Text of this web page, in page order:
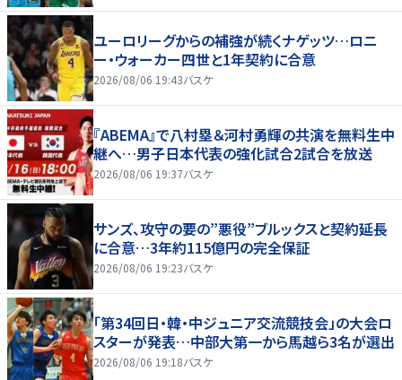
ユーロリーグからの補強が続くナゲッツ…ロニ
ー・ウォーカー四世と1年契約に合意
2026/08/06 19:43バスケ
『ABEMA』で八村塁＆河村勇輝の共演を無料生中
継へ…男子日本代表の強化試合2試合を放送
2026/08/06 19:37バスケ
サンズ、攻守の要の”悪役”ブルックスと契約延長
に合意…3年約115億円の完全保証
2026/08/06 19:23バスケ
「第34回日・韓・中ジュニア交流競技会」の大会ロ
スターが発表…中部大第一から馬越ら3名が選出
2026/08/06 19:18バスケ